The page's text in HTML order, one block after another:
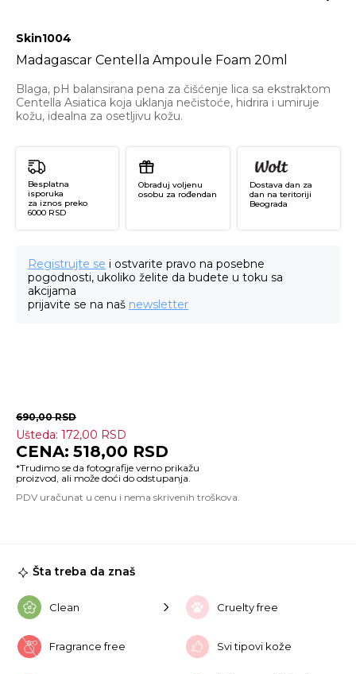
Skin1004
Madagascar Centella Ampoule Foam 20ml
Blaga, pH balansirana pena za čišćenje lica sa ekstraktom
Centella Asiatica koja uklanja nečistoće, hidrira i umiruje
kožu, idealna za osetljivu kožu.
Besplatna
isporuka
za iznos preko
6000 RSD
Obraduj voljenu
osobu za rođendan
Dostava dan za
dan na teritoriji
Beograda
Registrujte se i ostvarite pravo na posebne
pogodnosti, ukoliko želite da budete u toku sa
akcijama
prijavite se na naš newsletter
690,00RSD
Ušteda: 172,00 RSD
518,00 RSD
Šta treba da znaš
Clean Cruelty free
Fragrance free Svi tipovi kože